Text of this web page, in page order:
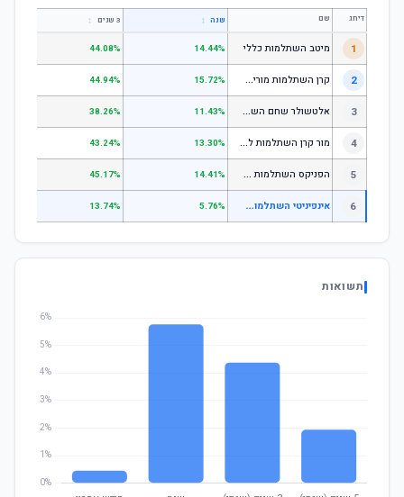
דירוג שם שנה ↕ 3 שנים ↕
1 מיטב השתלמות כללי 14.44%
44.08%
2 ק
רן השתלמות מורים וגננות המסלול הרגיל - מסלול כללי 15.72%
44.94%
3 א
לטשולר שחם השתלמות כללי 11.43%
38.26%
4 מ
ור קרן השתלמות לשכירים ולעצמאים - כללי 13.30%
43.24%
5 ה
פניקס השתלמות כללי 14.41%
45.17%
6 א
ינפיניטי השתלמות אג"ח ממשלות 5.76%
13.74%
תשואות